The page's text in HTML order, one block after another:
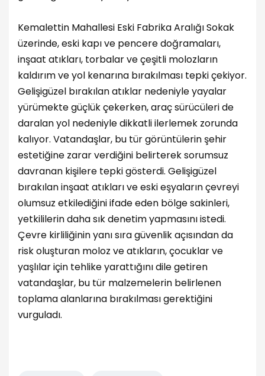
Kemalettin Mahallesi Eski Fabrika Aralığı Sokak
üzerinde, eski kapı ve pencere doğramaları,
inşaat atıkları, torbalar ve çeşitli molozların
kaldırım ve yol kenarına bırakılması tepki çekiyor.
Gelişigüzel bırakılan atıklar nedeniyle yayalar
yürümekte güçlük çekerken, araç sürücüleri de
daralan yol nedeniyle dikkatli ilerlemek zorunda
kalıyor. Vatandaşlar, bu tür görüntülerin şehir
estetiğine zarar verdiğini belirterek sorumsuz
davranan kişilere tepki gösterdi. Gelişigüzel
bırakılan inşaat atıkları ve eski eşyaların çevreyi
olumsuz etkilediğini ifade eden bölge sakinleri,
yetkililerin daha sık denetim yapmasını istedi.
Çevre kirliliğinin yanı sıra güvenlik açısından da
risk oluşturan moloz ve atıkların, çocuklar ve
yaşlılar için tehlike yarattığını dile getiren
vatandaşlar, bu tür malzemelerin belirlenen
toplama alanlarına bırakılması gerektiğini
vurguladı.